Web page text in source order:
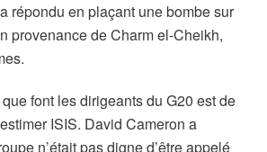
répondu en plaçant une bombe sur
provenance de Charm el-Cheikh,
font les dirigeants du G20 est de
ISIS. David Cameron a
n’était pas digne d’être appelé